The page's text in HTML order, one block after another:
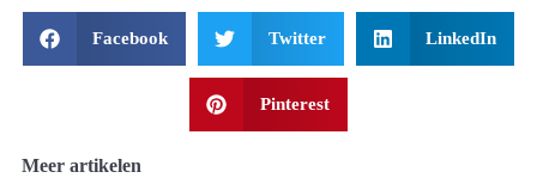
Facebook Twitter LinkedIn
Pinterest
Meer artikelen